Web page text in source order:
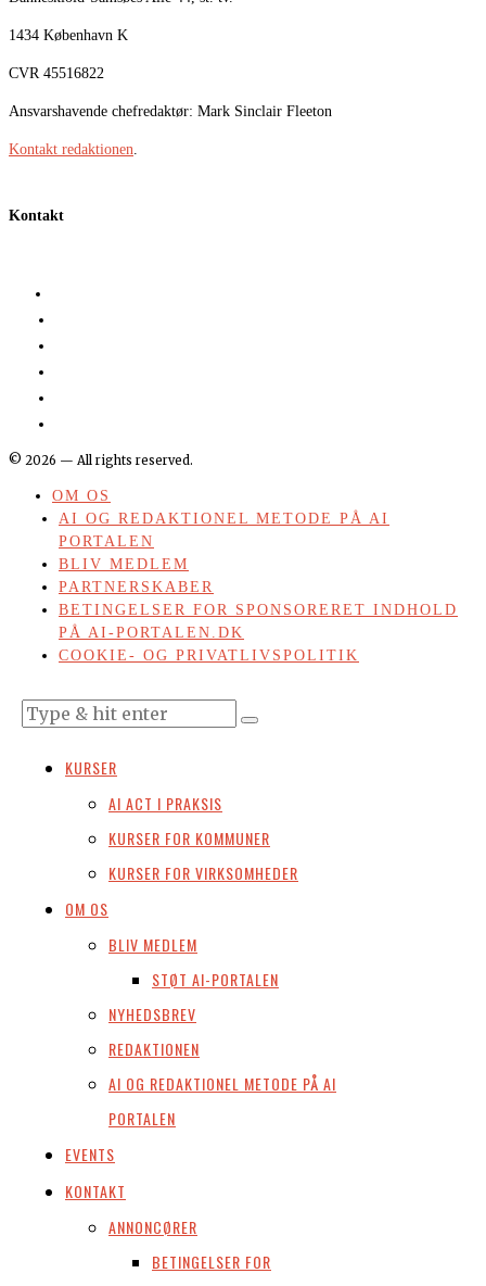
1434 København K
CVR 45516822
Ansvarshavende chefredaktør: Mark Sinclair Fleeton
Kontakt redaktionen
Kontakt
© 2026 — All rights reserved.
OM OS
AI OG REDAKTIONEL METODE PÅ AI
PORTALEN
BLIV MEDLEM
PARTNERSKABER
BETINGELSER FOR SPONSORERET INDHOLD
PÅ AI-PORTALEN.DK
COOKIE- OG PRIVATLIVSPOLITIK
KURSER
AI ACT I PRAKSIS
KURSER FOR KOMMUNER
KURSER FOR VIRKSOMHEDER
OM OS
BLIV MEDLEM
STØT AI-PORTALEN
NYHEDSBREV
REDAKTIONEN
AI OG REDAKTIONEL METODE PÅ AI
PORTALEN
EVENTS
KONTAKT
ANNONCØRER
BETINGELSER FOR